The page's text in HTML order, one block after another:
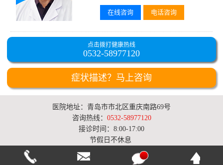
在线咨询 电话咨询
点击拨打健康热线
0532-58977120
症状描述？马上咨询
医院地址：青岛市市北区重庆南路69号
咨询热线： 0532-58977120
接诊时间：8:00-17:00
节假日不休息